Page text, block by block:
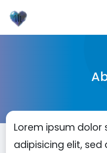
Lorem ipsum
adipisicing elit,